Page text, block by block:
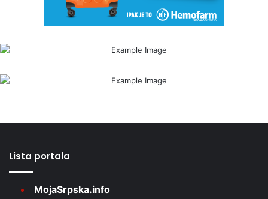
Lista portala
MojaSrpska.info